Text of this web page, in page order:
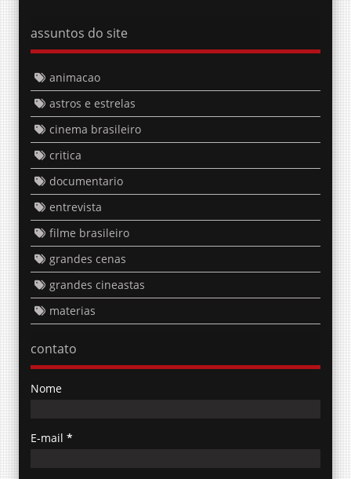
assuntos do site
animacao
astros e estrelas
cinema brasileiro
critica
documentario
entrevista
filme brasileiro
grandes cenas
grandes cineastas
materias
contato
Nome
E-mail *